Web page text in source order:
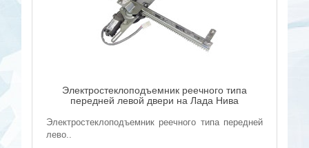
Электростеклоподъемник реечного типа
передней левой двери на Лада Нива
Электростеклоподъемник реечного типа передней
лево..